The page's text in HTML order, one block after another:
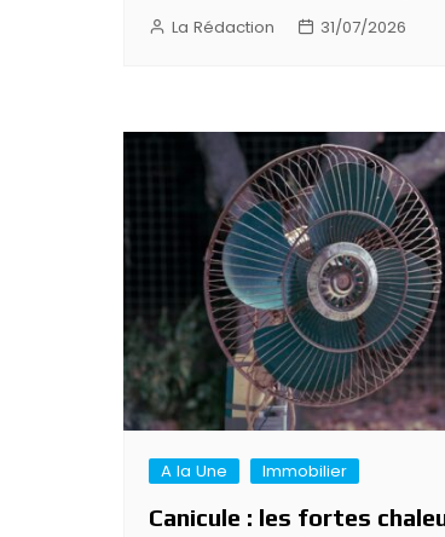
La Rédaction 31/07/2026
A la Une Immobilier
Canicule : les fortes